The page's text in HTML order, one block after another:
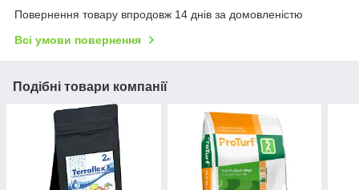
Повернення товару впродовж 14 днів за домовленістю
Всі умови повернення
Подібні товари компанії